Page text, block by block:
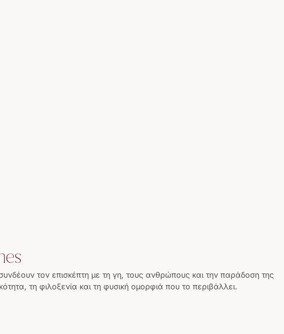
τον επισκέπτη με τη γη, τους ανθρώπους και την παράδοση της
τη φιλοξενία και τη φυσική ομορφιά που το περιβάλλει.